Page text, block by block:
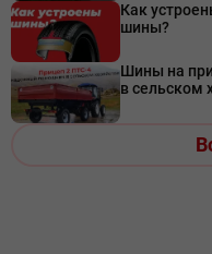
Как
шины?
Шины на
в сельском